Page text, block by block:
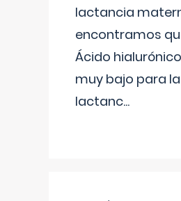
lactancia
encontramos
Ácido
muy bajo para la
lactanc...